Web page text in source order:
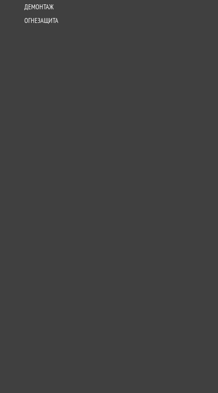
ДЕМОНТАЖ
ОГНЕЗАЩИТА